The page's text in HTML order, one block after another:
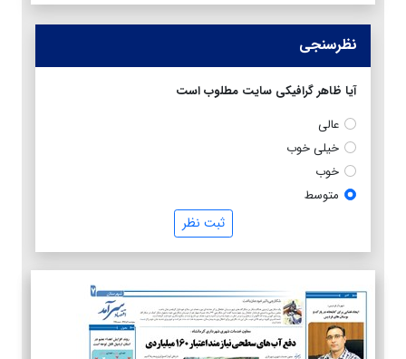
نظرسنجی
آیا ظاهر گرافیکی سایت مطلوب است
عالی
خیلی خوب
خوب
متوسط
ثبت نظر